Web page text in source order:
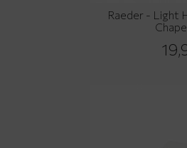
Raeder - Light